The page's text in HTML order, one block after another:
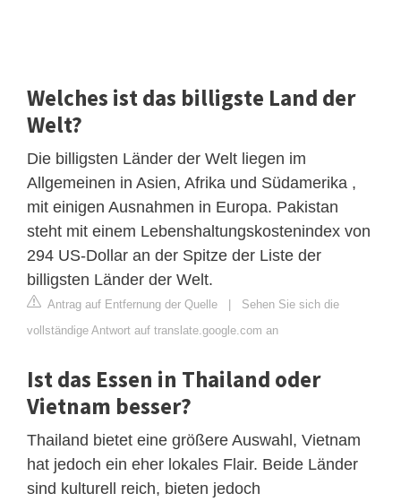
Welches ist das billigste Land der
Welt?
Die billigsten Länder der Welt liegen im
Allgemeinen in Asien, Afrika und Südamerika ,
mit einigen Ausnahmen in Europa. Pakistan
steht mit einem Lebenshaltungskostenindex von
294 US-Dollar an der Spitze der Liste der
billigsten Länder der Welt.
Antrag auf Entfernung der Quelle | Sehen Sie sich die
vollständige Antwort auf translate.google.com an
Ist das Essen in Thailand oder
Vietnam besser?
Thailand bietet eine größere Auswahl, Vietnam
hat jedoch ein eher lokales Flair. Beide Länder
sind kulturell reich, bieten jedoch